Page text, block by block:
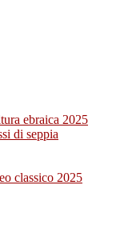
ebraica 2025
di seppia
classico 2025